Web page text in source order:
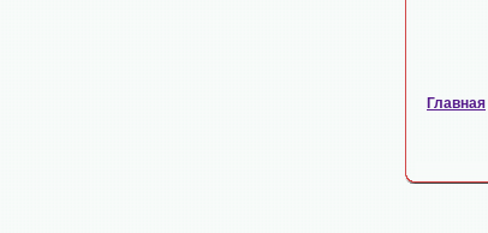
Главная